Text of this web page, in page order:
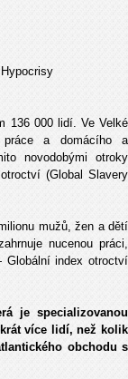
000 lidí. Ve Velké
práce a domácího a
novodobými otroky
(Global Slavery
mužů, žen a dětí
nucenou práci,
index otroctví
je specializovanou
více lidí, než kolik
obchodu s